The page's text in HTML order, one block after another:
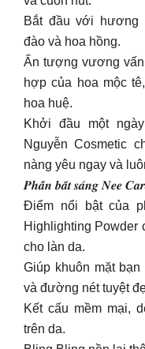
Bắt đầu với hương
đào và hoa hồng.
Ấn tượng vương
hợp của hoa mộc
hoa huệ.
Khởi đầu một
Nguyễn Cosmetic
nàng yêu ngay và
𝑷𝒉𝒂̂́𝒏 𝒃𝒂̆́𝒕 𝒔𝒂́𝒏𝒈 𝑵𝒆𝒆
Điểm nổi bật của
Highlighting Powder
cho làn da.
Giúp khuôn mặt
và đường nét tuyệt
Kết cấu mềm mại,
trên da.